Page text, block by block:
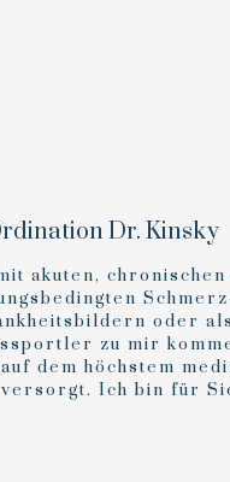
Dr. Kinsky
akuten,
oder als
zu mir
dem höchstem
Ich bin für